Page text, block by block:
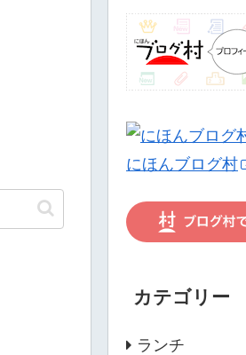
にほんブログ村
カテゴリー
ランチ